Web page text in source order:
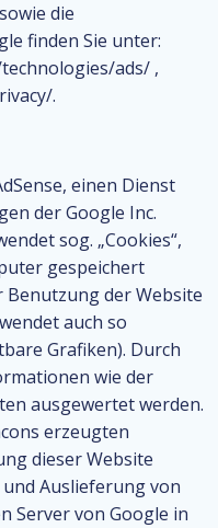
die
finden Sie unter:
ads/ ,
.
einen Dienst
der Google Inc.
sog. „Cookies“,
gespeichert
Benutzung der Website
auch so
Grafiken). Durch
wie der
ausgewertet werden.
erzeugten
dieser Website
Auslieferung von
Server von Google in